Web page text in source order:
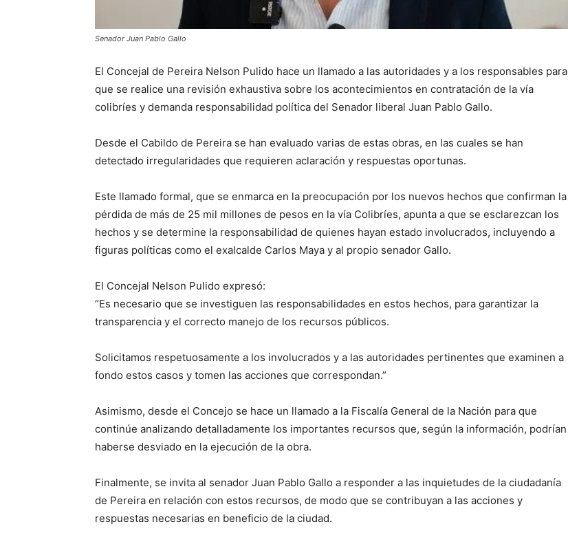
Senador Juan Pablo Gallo
El Concejal de Pereira Nelson Pulido hace un llamado a las autoridades y a los responsables para
que se realice una revisión exhaustiva sobre los acontecimientos en contratación de la vía
colibríes y demanda responsabilidad política del Senador liberal Juan Pablo Gallo.
Desde el Cabildo de Pereira se han evaluado varias de estas obras, en las cuales se han
detectado irregularidades que requieren aclaración y respuestas oportunas.
Este llamado formal, que se enmarca en la preocupación por los nuevos hechos que confirman la
pérdida de más de 25 mil millones de pesos en la vía Colibríes, apunta a que se esclarezcan los
hechos y se determine la responsabilidad de quienes hayan estado involucrados, incluyendo a
figuras políticas como el exalcalde Carlos Maya y al propio senador Gallo.
El Concejal Nelson Pulido expresó:
“Es necesario que se investiguen las responsabilidades en estos hechos, para garantizar la
transparencia y el correcto manejo de los recursos públicos.
Solicitamos respetuosamente a los involucrados y a las autoridades pertinentes que examinen a
fondo estos casos y tomen las acciones que correspondan.”
Asimismo, desde el Concejo se hace un llamado a la Fiscalía General de la Nación para que
continúe analizando detalladamente los importantes recursos que, según la información, podrían
haberse desviado en la ejecución de la obra.
Finalmente, se invita al senador Juan Pablo Gallo a responder a las inquietudes de la ciudadanía
de Pereira en relación con estos recursos, de modo que se contribuyan a las acciones y
respuestas necesarias en beneficio de la ciudad.